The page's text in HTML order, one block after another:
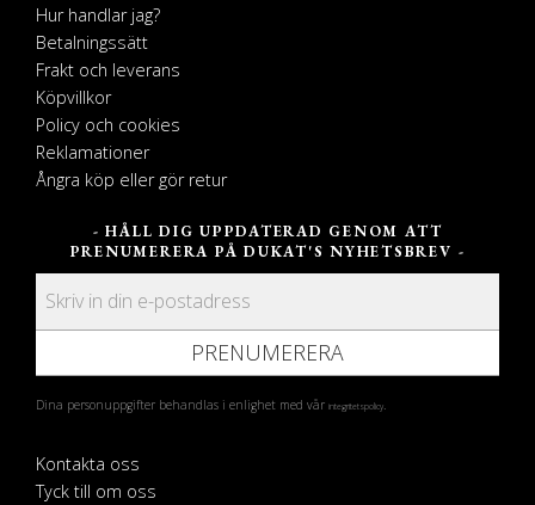
Hur handlar jag?
Betalningssätt
Frakt och leverans
Köpvillkor
Policy och cookies
Reklamationer
Ångra köp eller gör retur
- HÅLL DIG UPPDATERAD GENOM ATT
PRENUMERERA PÅ DUKAT'S NYHETSBREV -
PRENUMERERA
Dina personuppgifter behandlas i enlighet med vår integritetspolicy
Kontakta oss
Tyck till om oss